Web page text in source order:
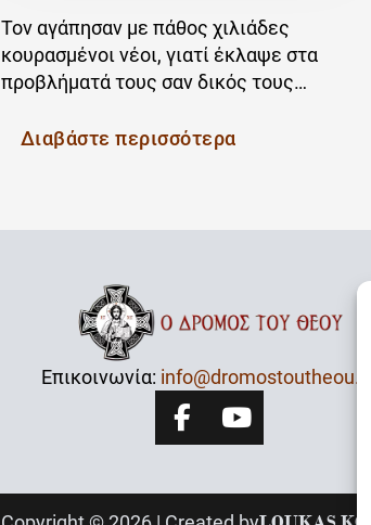
Τον αγάπησαν με πάθος χιλιάδες
κουρασμένοι νέοι, γιατί έκλαψε στα
προβλήματά τους σαν δικός τους…
Διαβάστε περισσότερα
Επικοινωνία: info@dromostoutheou.gr